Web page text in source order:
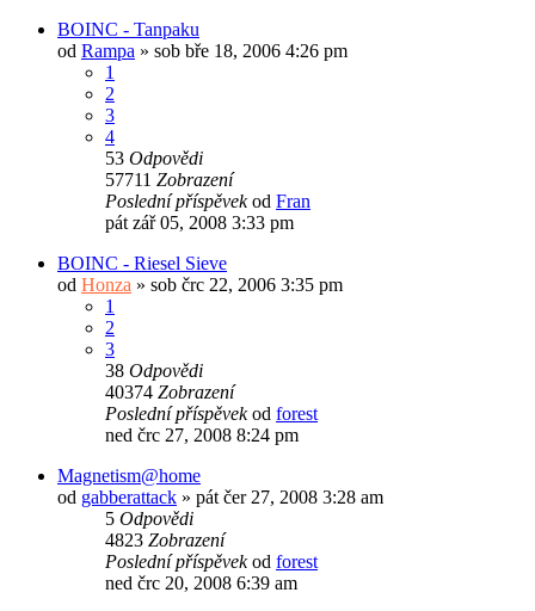
BOINC - Tanpaku
od Rampa » sob bře 18, 2006 4:26 pm
1
2
3
4
53 Odpovědi
57711 Zobrazení
Poslední příspěvekod Fran
pát zář 05, 2008 3:33 pm
BOINC - Riesel Sieve
od Honza » sob črc 22, 2006 3:35 pm
1
2
3
38 Odpovědi
40374 Zobrazení
Poslední příspěvekod forest
ned črc 27, 2008 8:24 pm
Magnetism@home
od gabberattack » pát čer 27, 2008 3:28 am
5 Odpovědi
4823 Zobrazení
Poslední příspěvekod forest
ned črc 20, 2008 6:39 am